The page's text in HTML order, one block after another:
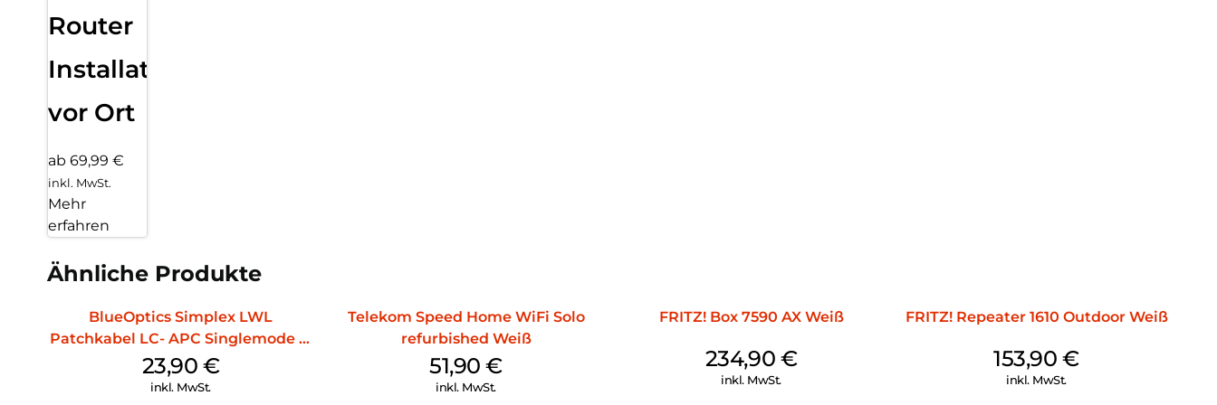
Geräte wie intelligente Steckdosen, Heizkörperregler, LED-Leuchten sowie weitere
FRITZ!OS: Mehr als ein Betriebssystem:
Router
Installation
vor Ort
ab 69,99 €
inkl. MwSt.
Mehr
erfahren
Ähnliche Produkte
BlueOptics Simplex LWL
Patchkabel LC- APC Singlemode 15
m Yellow
23,90 €
inkl. MwSt.
Telekom Speed Home WiFi Solo
refurbished Weiß
51,90€
inkl. MwSt.
FRITZ! Box 7590 AX Weiß
234,90 €
inkl. MwSt.
FRITZ! Repeater 1610 Outdoor Weiß
153,90€
inkl. MwSt.